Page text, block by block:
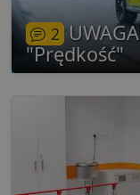
2
"Prędkość"